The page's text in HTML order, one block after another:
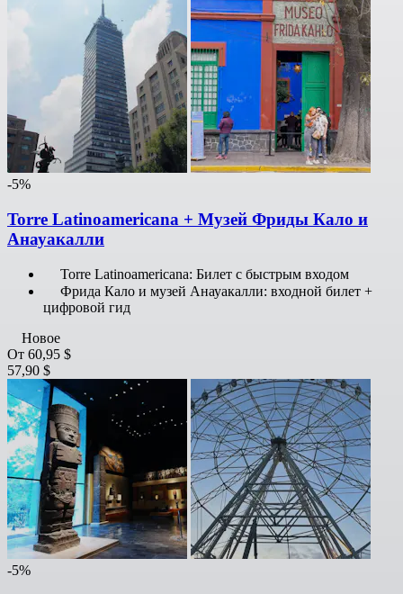
-5%
Torre Latinoamericana + Музей Фриды Кало и
Анауакалли
Torre Latinoamericana: Билет с быстрым входом
Фрида Кало и музей Анауакалли: входной билет +
цифровой гид
Новое
От 60,95 $
57,90 $
-5%